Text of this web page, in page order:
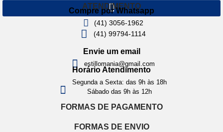
ATENDIMENTO
Compre por Whatsapp
(41) 3056-1962
(41) 99794-1114
Envie um email
estillomania@gmail.com
Horário Atendimento
Segunda a Sexta: das 9h às 18h
Sábado das 9h às 12h
FORMAS DE PAGAMENTO
FORMAS DE ENVIO